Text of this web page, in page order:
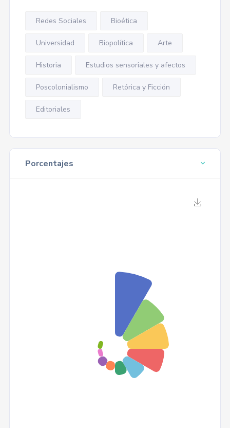
Redes Sociales Bioética
Universidad Biopolítica Arte
Historia Estudios sensoriales y afectos
Poscolonialismo Retórica y Ficción
Editoriales
Porcentajes